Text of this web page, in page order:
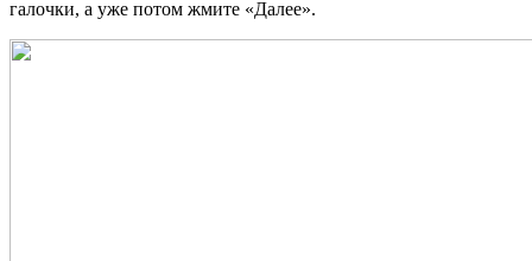
галочки, а уже потом жмите «Далее».